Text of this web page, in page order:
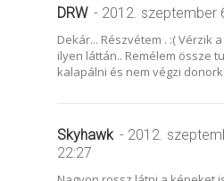
DRW - 2012. szeptember
Dekár... Részvétem . :( Vérzik
ilyen láttán.. Remélem össze
kalapálni és nem végzi
Skyhawk - 2012.
22:27